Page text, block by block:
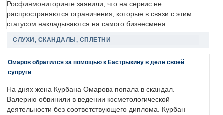
Росфинмониторинге заявили, что на сервис не
распространяются ограничения, которые в связи с этим
статусом накладываются на самого бизнесмена.
СЛУХИ, СКАНДАЛЫ, СПЛЕТНИ
Омаров обратился за помощью к Бастрыкину в деле своей
супруги
На днях жена Курбана Омарова попала в скандал.
Валерию обвинили в ведении косметологической
деятельности без соответствующего диплома. Курбан